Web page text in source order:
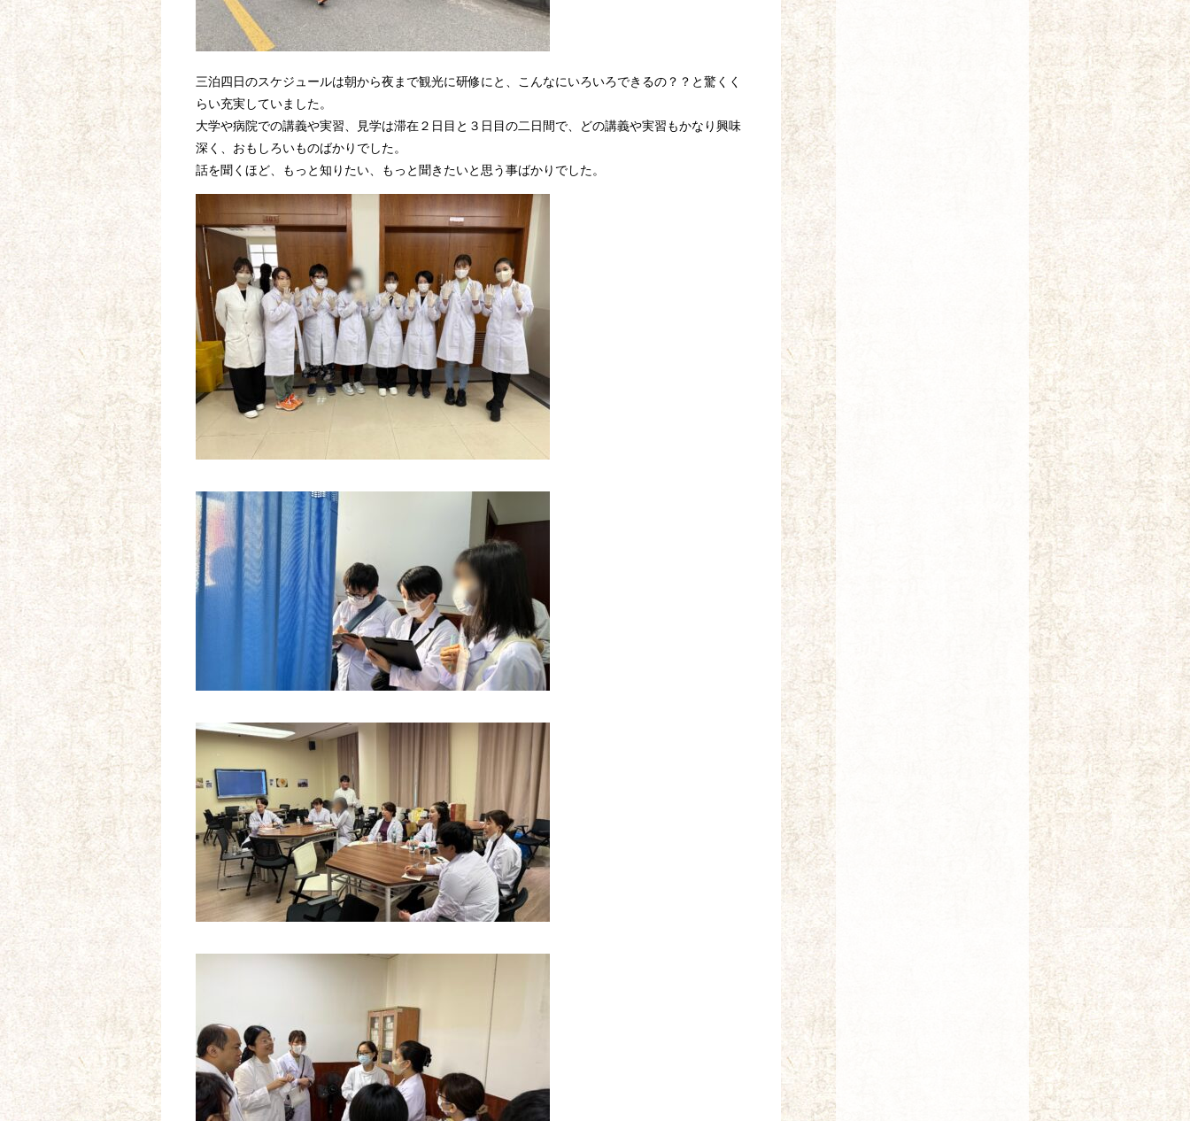
三泊四日のスケジュールは朝から夜まで観光に研修にと、こんなにいろいろできるの？？と驚くく
らい充実していました。
大学や病院での講義や実習、見学は滞在２日目と３日目の二日間で、どの講義や実習もかなり興味
深く、おもしろいものばかりでした。
話を聞くほど、もっと知りたい、もっと聞きたいと思う事ばかりでした。